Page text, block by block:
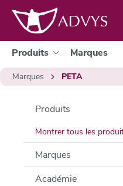
recherche Passer à la
Produits Marques
Marques
PETA
Produits
Montrer tous les
Marques
Académie